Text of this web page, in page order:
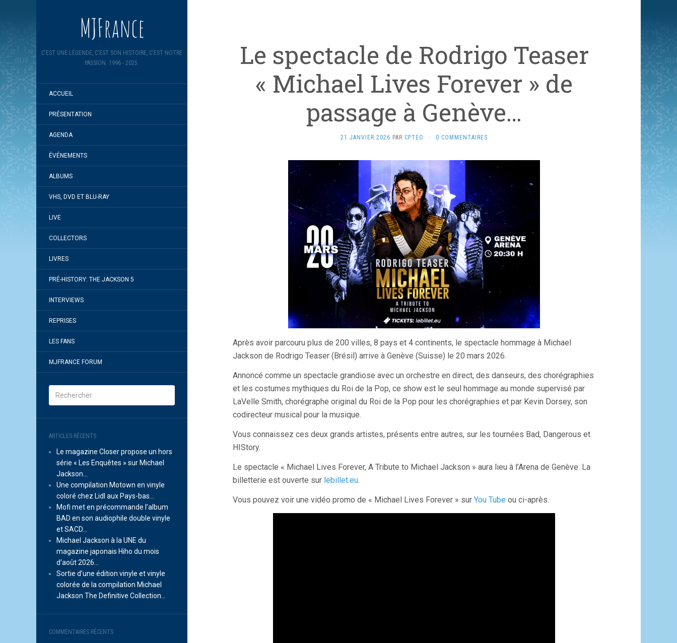
MJFrance
C'EST UNE LÉGENDE, C'EST SON HISTOIRE, C'EST NOTRE
PASSION. 1996 - 2025.
ACCUEIL
PRÉSENTATION
AGENDA
ÉVÉNEMENTS
ALBUMS
VHS, DVD ET BLU-RAY
LIVE
COLLECTORS
LIVRES
PRÉ-HISTORY: THE JACKSON 5
INTERVIEWS
REPRISES
LES FANS
MJFRANCE FORUM
ARTICLES RÉCENTS
Le magazine Closer propose un hors
série « Les Enquêtes » sur Michael
Jackson…
Une compilation Motown en vinyle
coloré chez Lidl aux Pays-bas…
Mofi met en précommande l’album
BAD en son audiophile double vinyle
et SACD…
Michael Jackson à la UNE du
magazine japonais Hiho du mois
d’août 2026…
Sortie d’une édition vinyle et vinyle
colorée de la compilation Michael
Jackson The Definitive Collection…
COMMENTAIRES RÉCENTS
Le spectacle de Rodrigo Teaser
« Michael Lives Forever » de
passage à Genève…
21 JANVIER 2026 PAR CPTEO · 0 COMMENTAIRES
Après avoir parcouru plus de 200 villes, 8 pays et 4 continents, le spectacle hommage à Michael
Jackson de Rodrigo Teaser (Brésil) arrive à Genève (Suisse) le 20 mars 2026.
Annoncé comme un spectacle grandiose avec un orchestre en direct, des danseurs, des chorégraphies
et les costumes mythiques du Roi de la Pop, ce show est le seul hommage au monde supervisé par
LaVelle Smith, chorégraphe original du Roi de la Pop pour les chorégraphies et par Kevin Dorsey, son
codirecteur musical pour la musique.
Vous connaissez ces deux grands artistes, présents entre autres, sur les tournées Bad, Dangerous et
HIStory.
Le spectacle « Michael Lives Forever, A Tribute to Michael Jackson » aura lieu à l’Arena de Genève. La
billetterie est ouverte sur lebillet.eu.
Vous pouvez voir une vidéo promo de « Michael Lives Forever » sur You Tube ou ci-après.